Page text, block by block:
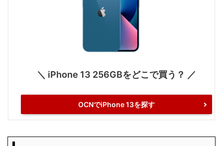
＼ iPhone 13 256GBをどこで買う？ ／
OCNでiPhone 13を探す